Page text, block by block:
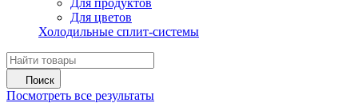
Для продуктов
Для цветов
Холодильные сплит-системы
Поиск
Посмотреть все результаты